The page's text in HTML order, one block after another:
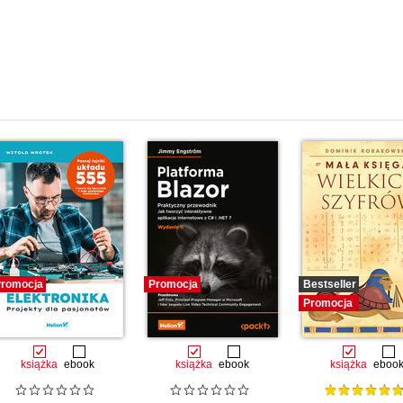
(29)
książka ebook
Promocja
książka ebook
Bestseller
Promocja
książka ebook